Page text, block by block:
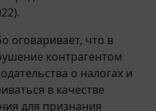
оговаривает, что в
контрагентом
о налогах и
в качестве
для признания